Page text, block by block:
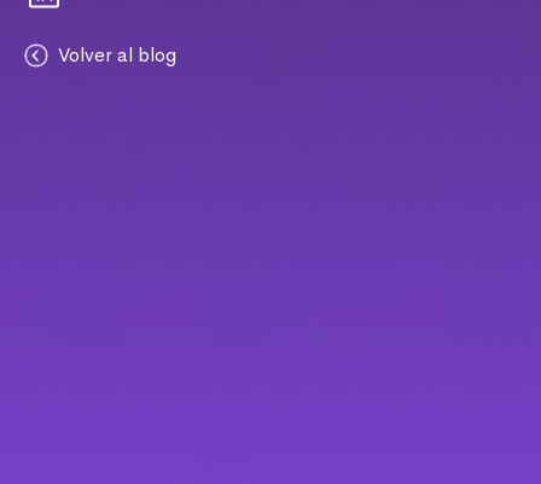
Volver al blog